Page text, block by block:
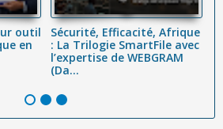
outil
en
Sécurité, Efficacité, Afrique
: La Trilogie SmartFile avec
l’expertise de WEBGRAM
(Da...